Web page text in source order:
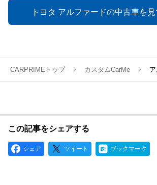
トヨタ アルファードの中古車を見
CARPRIMEトップ カスタムCarMe
この記事をシェアする
シェア ツイート ブックマーク